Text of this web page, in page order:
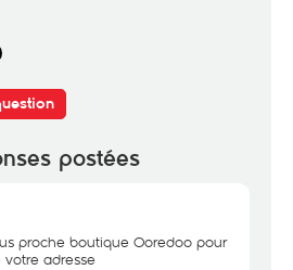
postées
proche boutique Ooredoo pour
votre adresse